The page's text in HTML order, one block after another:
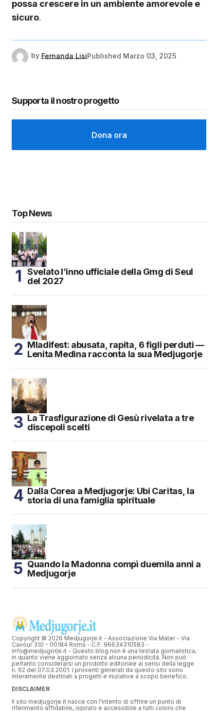
possa crescere in un ambiente amorevole e
sicuro.
by Fernanda LisiPublished Marzo 03, 2025
Supporta il nostro progetto
Dona ora
Top News
Svelato l’inno ufficiale della Gmg di Seul
del 2027
Mladifest: abusata, rapita, 6 figli perduti —
Lenita Medina racconta la sua Medjugorje
La Trasfigurazione di Gesù rivelata a tre
discepoli scelti
Dalla Corea a Medjugorje: Ubi Caritas, la
storia di una famiglia spirituale
Quando la Madonna compì duemila anni a
Medjugorje
Copyright © 2026 Medjugorje.it - Associazione Via Mater - Via
Cavour 310 - 00184 Roma - C.F. 96634310583 -
info@medjugorje.it - Questo blog non è una testata giornalistica,
in quanto viene aggiornato senza alcuna periodicità. Non può
pertanto considerarsi un prodotto editoriale ai sensi della legge
n. 62 del 07.03.2001. I proventi generati da questo sito sono
interamente destinati a progetti e iniziative a scopo benefico.
DISCLAIMER
Il sito medjugorje.it nasce con l’intento di offrire un punto di
riferimento affidabile, ispirato e accessibile a tutti coloro che